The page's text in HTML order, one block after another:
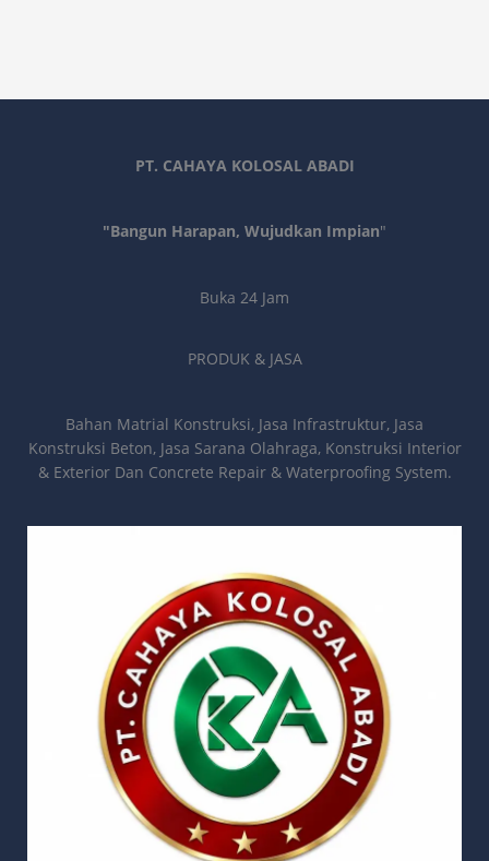
PT. CAHAYA KOLOSAL ABADI
"Bangun Harapan, Wujudkan Impian"
Buka 24 Jam
PRODUK & JASA
Bahan Matrial Konstruksi, Jasa Infrastruktur, Jasa
Konstruksi Beton, Jasa Sarana Olahraga, Konstruksi Interior
& Exterior Dan Concrete Repair & Waterproofing System.